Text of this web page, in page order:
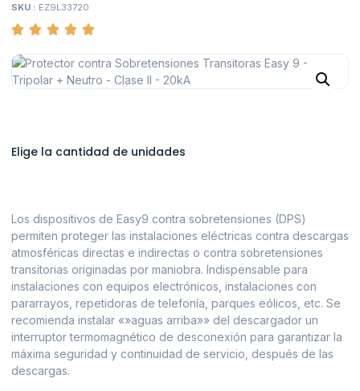
SKU : EZ9L33720
Elige la cantidad de unidades
Los dispositivos de Easy9 contra sobretensiones (DPS)
permiten proteger las instalaciones eléctricas contra descargas
atmosféricas directas e indirectas o contra sobretensiones
transitorias originadas por maniobra. Indispensable para
instalaciones con equipos electrónicos, instalaciones con
pararrayos, repetidoras de telefonía, parques eólicos, etc. Se
recomienda instalar «»aguas arriba»» del descargador un
interruptor termomagnético de desconexión para garantizar la
máxima seguridad y continuidad de servicio, después de las
descargas.